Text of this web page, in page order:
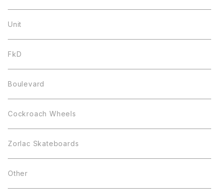
Unit
FkD
Boulevard
Cockroach Wheels
Zorlac Skateboards
Other